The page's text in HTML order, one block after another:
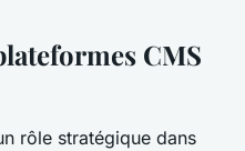
CMS
rôle stratégique dans